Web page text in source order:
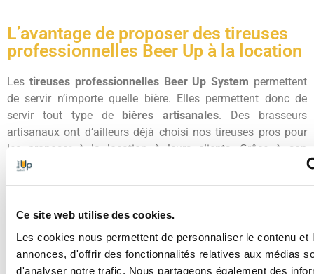
Ce site web utilise des cookies.
Les cookies nous permettent de personnaliser le contenu et
annonces, d'offrir des fonctionnalités relatives aux médias
d'analyser notre trafic. Nous partageons également des
L’avantage de proposer des tireuses
professionnelles Beer Up à la location
Les tireuses professionnelles Beer Up System permettent
de servir n’importe quelle bière. Elles permettent donc de
servir tout type de
bières artisanales. Des brasseurs
artisanaux ont d’ailleurs déjà choisi nos tireuses pros pour
les proposer à la location à leurs clients. Grâce à son
système de
t, le système Beer
Up est idéal pour ce genre deprestations. Les clients n’ont
poser leur gobelet sur la buse de remplissage, à attendre que
le gobelet se remplisse, et à déguster ! Avec ça, au revoir le
surplus de mousse et les verres qui débordent !